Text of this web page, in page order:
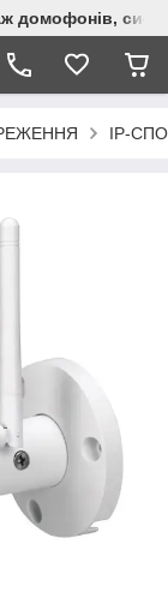
IP-